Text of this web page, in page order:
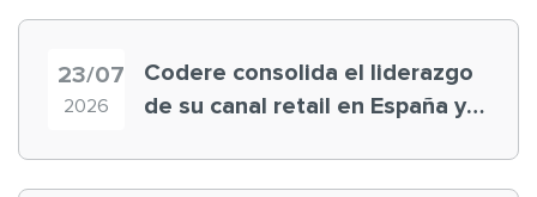
23/07
2026
Codere consolida el liderazgo
de su canal retail en España y